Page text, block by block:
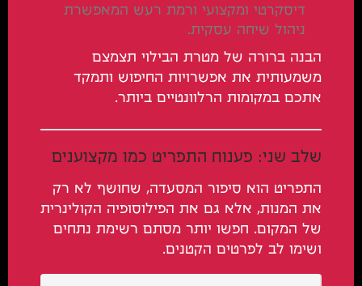
דיסקרטי ומקצועי ורמת רעש המאפשרת
ניהול שיחה עסקית.
הבנה ברורה של מטרת הבילוי תצמצם
משמעותית את אפשרויות החיפוש ותמקד
אתכם במקומות הרלוונטיים ביותר.
שלב שני: פענוח התפריט כמו מקצוענים
התפריט הוא סיפור המסעדה, שחושף לא רק
את המנות, אלא גם את הפילוסופיה הקולינרית
של המקום. חפשו יותר מסתם רשימת נתחים
ושימו לב לפרטים הקטנים.